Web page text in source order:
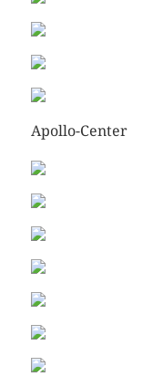
Apollo-Center